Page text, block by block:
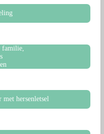
familie,
met hersenletsel